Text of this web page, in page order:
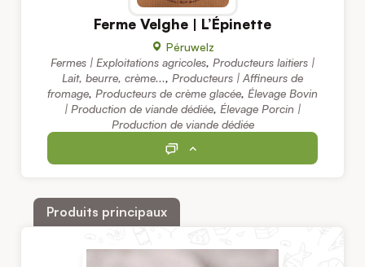
Ferme Velghe | L’Épinette
Péruwelz
Fermes | Exploitations agricoles, Producteurs laitiers |
Lait, beurre, crème..., Producteurs | Affineurs de
fromage, Producteurs de crème glacée, Élevage Bovin
| Production de viande dédiée, Élevage Porcin |
Production de viande dédiée
Produits principaux